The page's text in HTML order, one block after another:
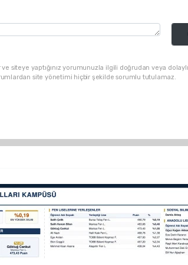
siteye yaptığınız yorumunuzla ilgili doğrudan veya
site yönetimi hiçbir şekilde sorumlu tutulamaz.